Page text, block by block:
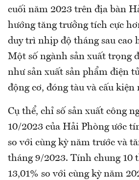
cuối năm 2023 trên địa bàn
hướng tăng trưởng tích cực
duy trì nhịp độ tháng sau cao
Một số ngành sản xuất trọng
như sản xuất sản phẩm điện
động cơ, đóng tàu và cấu kiện
Cụ thể, chỉ số sản xuất công
10/2023 của Hải Phòng ước
so với cùng kỳ năm trước và
tháng 9/2023. Tính chung 10
13,01% so với cùng kỳ năm